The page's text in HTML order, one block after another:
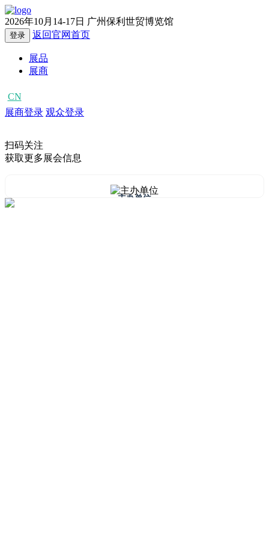
2026年10月14-17日 广州保利世贸博览馆
登录 返回官网首页
展品
展商
CN
展商登录 观众登录
扫码关注
获取更多展会信息
主办单位